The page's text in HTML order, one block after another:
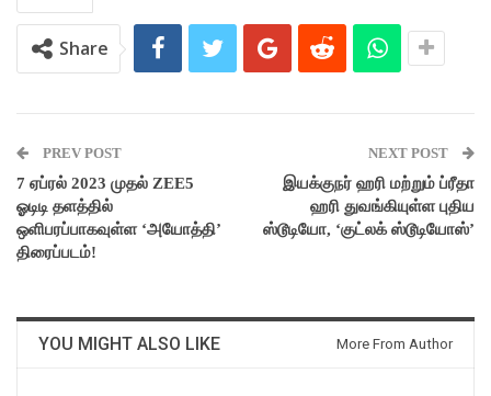
Share
PREV POST
7 ஏப்ரல் 2023 முதல் ZEE5
ஓடிடி தளத்தில்
ஒளிபரப்பாகவுள்ள ‘அயோத்தி’
திரைப்படம்!
NEXT POST
இயக்குநர் ஹரி மற்றும் ப்ரீதா
ஹரி துவங்கியுள்ள புதிய
ஸ்டூடியோ, ‘குட்லக் ஸ்டூடியோஸ்’
YOU MIGHT ALSO LIKE More From Author